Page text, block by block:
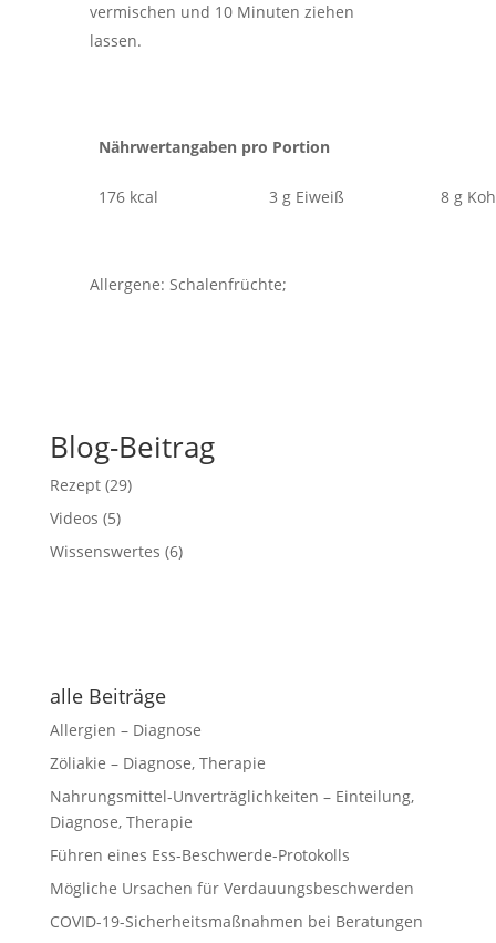
vermischen und 10 Minuten ziehen
lassen.
Nährwertangaben pro Portion
176 kcal 3 g Eiweiß 8 g
Allergene: Schalenfrüchte;
Blog-Beitrag
Rezept(29)
Videos (5)
Wissenswertes (6)
alle Beiträge
Allergien – Diagnose
Zöliakie – Diagnose, Therapie
Nahrungsmittel-Unverträglichkeiten – Einteilung,
Diagnose, Therapie
Führen eines Ess-Beschwerde-Protokolls
Mögliche Ursachen für Verdauungsbeschwerden
COVID-19-Sicherheitsmaßnahmen bei Beratungen